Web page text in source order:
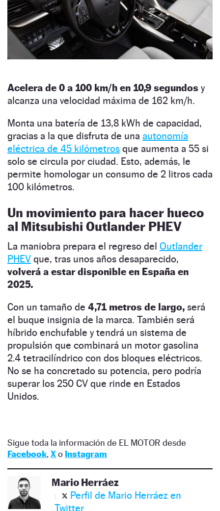
Acelera de 0 a 100 km/h en 10,9 segundos y
alcanza una velocidad máxima de 162 km/h.
Monta una batería de 13,8 kWh de capacidad,
gracias a la que disfruta de una autonomía
eléctrica de 45 kilómetros que aumenta a 55 si
solo se circula por ciudad. Esto, además, le
permite homologar un consumo de 2 litros cada
100 kilómetros.
Un movimiento para hacer hueco
al Mitsubishi Outlander PHEV
La maniobra prepara el regreso del Outlander
PHEV que, tras unos años desaparecido,
volverá a estar disponible en España en
2025.
Con un tamaño de 4,71 metros de largo, será
el buque insignia de la marca. También será
híbrido enchufable y tendrá un sistema de
propulsión que combinará un motor gasolina
2.4 tetracilíndrico con dos bloques eléctricos.
No se ha concretado su potencia, pero podría
superar los 250 CV que rinde en Estados
Unidos.
Sigue toda la información de EL MOTOR desde
Facebook, Xo Instagram
Mario Herráez
Perfil de Mario Herráez en
Twitter